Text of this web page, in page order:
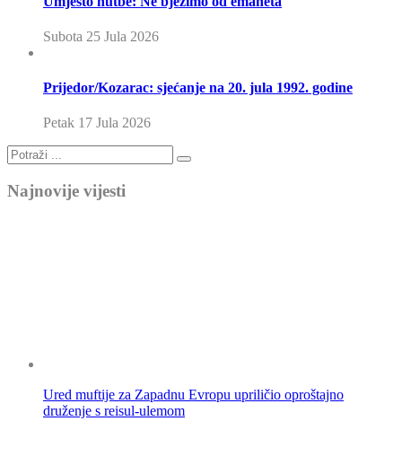
Subota 25 Jula 2026
Prijedor/Kozarac: sjećanje na 20. jula 1992. godine
Petak 17 Jula 2026
Najnovije vijesti
Ured muftije za Zapadnu Evropu upriličio oproštajno
druženje s reisul-ulemom